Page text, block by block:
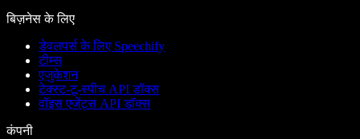
बिज़नेस के लिए
डेवलपर्स के लिए Speechify
टीम्स
एजुकेशन
टेक्स्ट-टू-स्पीच API डॉक्स
वॉइस एजेंट्स API डॉक्स
कंपनी